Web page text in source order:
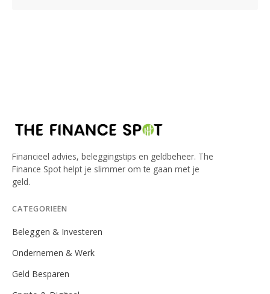
Financieel advies, beleggingstips en geldbeheer. The
Finance Spot helpt je slimmer om te gaan met je
geld.
CATEGORIEËN
Beleggen & Investeren
Ondernemen & Werk
Geld Besparen